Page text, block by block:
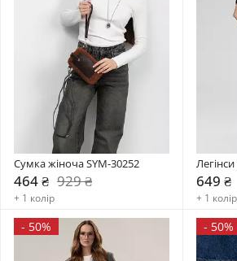
Сумка жіноча SYM-30252
464 ₴ 929 ₴
+ 1 колір
649 ₴
+ 1 колір
- 50% - 50%